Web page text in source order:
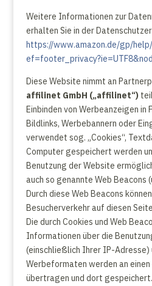
Weitere Informationen zur
erhalten Sie in der
https://www.amazon.de/gp/
Diese Website nimmt an
affilinet GmbH („affilinet“)
Einbinden von Werbeanzeigen in
Bildlinks, Werbebannern oder
verwendet sog. „Cookies“,
Computer gespeichert werden
Benutzung der Website
auch so genannte Web Beacons
Durch diese Web Beacons
Besucherverkehr auf diesen
Die durch Cookies und Web
Informationen über die
(einschließlich Ihrer IP-Adresse)
Werbeformaten werden an
übertragen und dort